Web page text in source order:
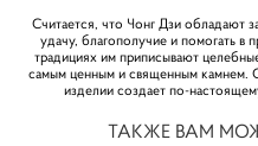
Считается, что Чонг Дзи обладают
удачу, благополучие и помогать
традициях им приписывают
самым ценным и священным камнем.
изделии создает по-
ТАКЖЕ ВАМ